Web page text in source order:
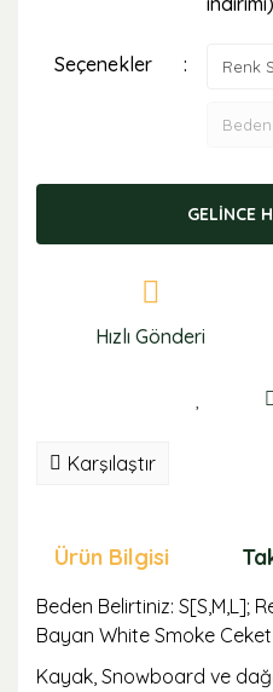
Seçenekler
GELİNCE
Hızlı Gönderi
Karşılaştır
Ürün Bilgisi
Beden Belirtiniz: S[S,M,L];
Bayan White Smoke Ceket
Kayak, Snowboard ve